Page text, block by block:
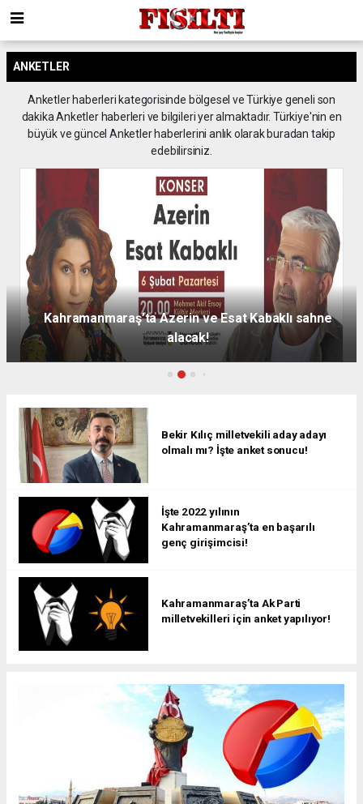
ANKETLER
Anketler haberleri kategorisinde bölgesel ve Türkiye geneli son
dakika Anketler haberleri ve bilgileri yer almaktadır. Türkiye'nin en
büyük ve güncel Anketler haberlerini anlık olarak buradan takip
edebilirsiniz.
Kahramanmaraş’ta Azerin ve Esat Kabaklı sahne
alacak!
Bekir Kılıç milletvekili aday adayı
olmalı mı? İşte anket sonucu!
İşte 2022 yılının
Kahramanmaraş’ta en başarılı
genç girişimcisi!
Kahramanmaraş’ta Ak Parti
milletvekilleri için anket yapılıyor!